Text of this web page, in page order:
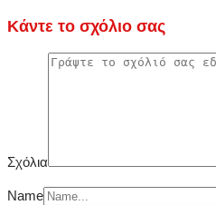
Κάντε το σχόλιο σας
Σχόλια
Name